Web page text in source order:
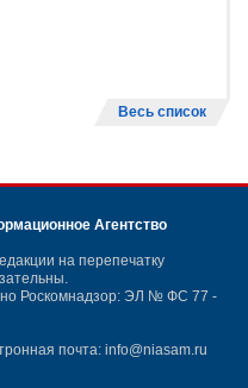
Весь список
Агентство
на перепечатку
Роскомнадзор: ЭЛ № ФС 77 -
почта: info@niasam.ru